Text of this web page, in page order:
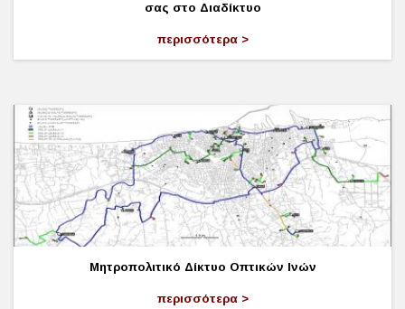
σας στο Διαδίκτυο
περισσότερα
Μητροπολιτικό Δίκτυο Οπτικών Ινών
περισσότερα